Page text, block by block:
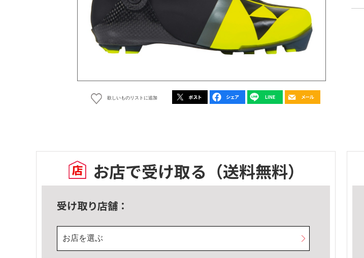
欲しいものリストに追加
お店で受け取る （送料無料）
受け取り店舗：
お店を選ぶ